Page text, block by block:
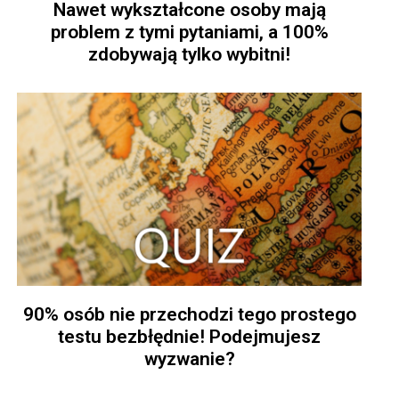
Nawet wykształcone osoby mają
problem z tymi pytaniami, a 100%
zdobywają tylko wybitni!
90% osób nie przechodzi tego prostego
testu bezbłędnie! Podejmujesz
wyzwanie?